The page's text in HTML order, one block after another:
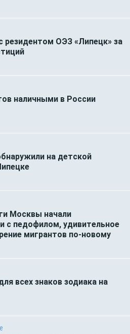
резидентом ОЭЗ «Липецк» за
наличными в России
на детской
Москвы начали
с педофилом, удивительное
мигрантов по-новому
всех знаков зодиака на